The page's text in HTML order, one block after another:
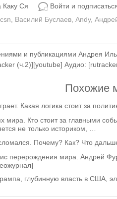
Каку Ся
Войти и
Василий Буслаев Andy,
и публикациями Андрея
(ч.2)][youtube] Аудио: [
Похожие
Какая логика стоит за
мира. Кто стоит за главными
не только историком, …
Почему? Как? Что
перерождения мира. Андрей
глубинную власть в США,